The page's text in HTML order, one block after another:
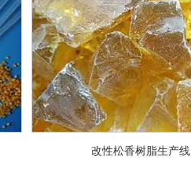
改性松香树脂生产线